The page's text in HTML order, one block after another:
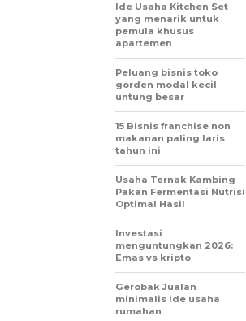
Ide Usaha Kitchen Set
yang menarik untuk
pemula khusus
apartemen
Peluang bisnis toko
gorden modal kecil
untung besar
15 Bisnis franchise non
makanan paling laris
tahun ini
Usaha Ternak Kambing
Pakan Fermentasi Nutrisi
Optimal Hasil
Investasi
menguntungkan 2026:
Emas vs kripto
Gerobak Jualan
minimalis ide usaha
rumahan